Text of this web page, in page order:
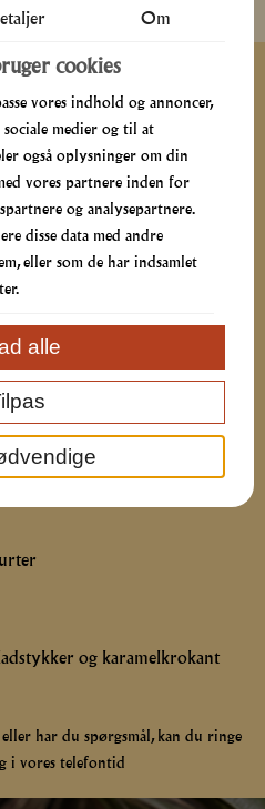
med)
majs og peberfrugt
kyllingebryst anrettet
og mild, cremet
krydret
kyllingebrystfilet
Ranch Dressing
og karamelkrokant
har du spørgsmål, kan du ringe
i vores telefontid
Om
cookies
vores indhold og annoncer,
medier og til at
også oplysninger om din
vores partnere inden for
og analysepartnere.
disse data med andre
eller som de har indsamlet
alle